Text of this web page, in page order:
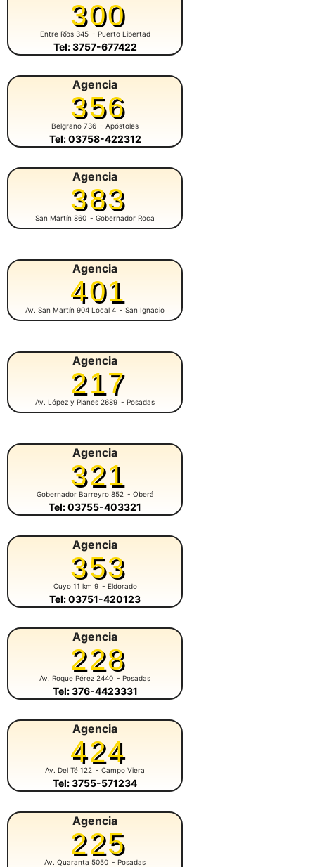
300
Entre Ríos 345 - Puerto Libertad
Tel: 3757-677422
Agencia
356
Belgrano 736 - Apóstoles
Tel: 03758-422312
Agencia
383
San Martín 860 - Gobernador Roca
Agencia
401
Av. San Martín 904 Local 4 - San Ignacio
Agencia
217
Av. López y Planes 2689 - Posadas
Agencia
321
Gobernador Barreyro 852 - Oberá
Tel: 03755-403321
Agencia
353
Cuyo 11 km 9 - Eldorado
Tel: 03751-420123
Agencia
228
Av. Roque Pérez 2440 - Posadas
Tel: 376-4423331
Agencia
424
Av. Del Té 122 - Campo Viera
Tel: 3755-571234
Agencia
225
Av. Quaranta 5050 - Posadas